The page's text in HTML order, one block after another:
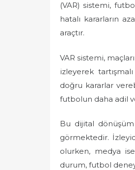
(VAR) sistemi,
hatalı kararların
araçtır.
VAR sistemi,
izleyerek
doğru kararlar
futbolun daha adil
Bu dijital
görmektedir.
olurken, medya
durum, futbol